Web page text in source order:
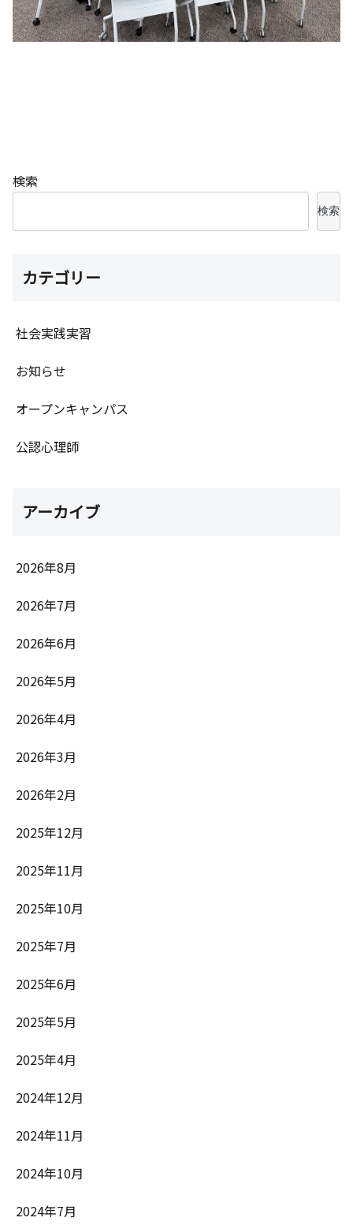
検索
検索
カテゴリー
社会実践実習
お知らせ
オープンキャンパス
公認心理師
アーカイブ
2026年8月
2026年7月
2026年6月
2026年5月
2026年4月
2026年3月
2026年2月
2025年12月
2025年11月
2025年10月
2025年7月
2025年6月
2025年5月
2025年4月
2024年12月
2024年11月
2024年10月
2024年7月